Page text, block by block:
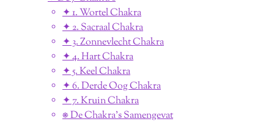
✦ 1. Wortel Chakra
✦ 2. Sacraal Chakra
✦ 3. Zonnevlecht Chakra
✦ 4. Hart Chakra
✦ 5. Keel Chakra
✦ 6. Derde Oog Chakra
✦ 7. Kruin Chakra
⎈ De Chakra's Samengevat